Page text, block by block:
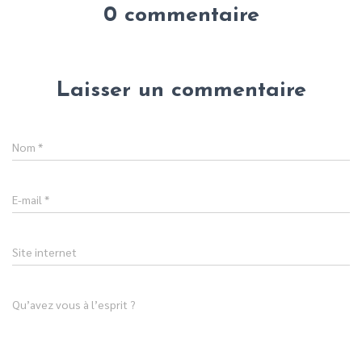
0 commentaire
Laisser un commentaire
Nom *
E-mail *
Site internet
Qu’avez vous à l’esprit ?